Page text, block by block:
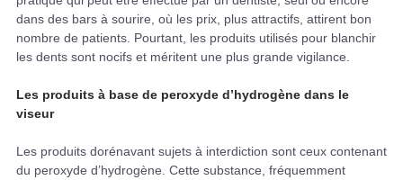
dans des bars à sourire, où les prix, plus attractifs, attirent bon
nombre de patients. Pourtant, les produits utilisés pour blanchir
les dents sont nocifs et méritent une plus grande vigilance.
Les produits à base de peroxyde d’hydrogène dans le
viseur
Les produits dorénavant sujets à interdiction sont ceux contenant
du peroxyde d’hydrogène. Cette substance, fréquemment